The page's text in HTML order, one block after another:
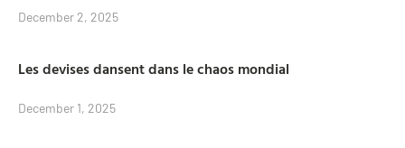
December 2, 2025
Les devises dansent dans le chaos mondial
December 1, 2025